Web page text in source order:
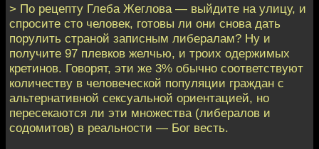
> По рецепту Глеба Жеглова — выйдите на улицу, и
спросите сто человек, готовы ли они снова дать
порулить страной записным либералам? Ну и
получите 97 плевков желчью, и троих одержимых
кретинов. Говорят, эти же 3% обычно соответствуют
количеству в человеческой популяции граждан с
альтернативной сексуальной ориентацией, но
пересекаются ли эти множества (либералов и
содомитов) в реальности — Бог весть.